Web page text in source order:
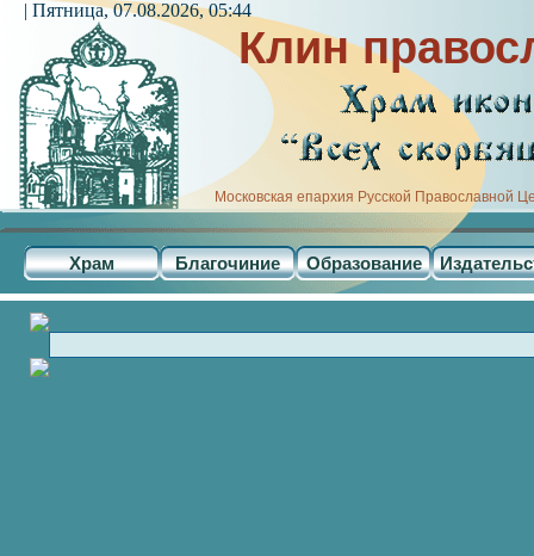
Клин
Московская епархия Русской Православной
Храм Благочиние Образование
| Пятница, 07.08.2026, 05:44